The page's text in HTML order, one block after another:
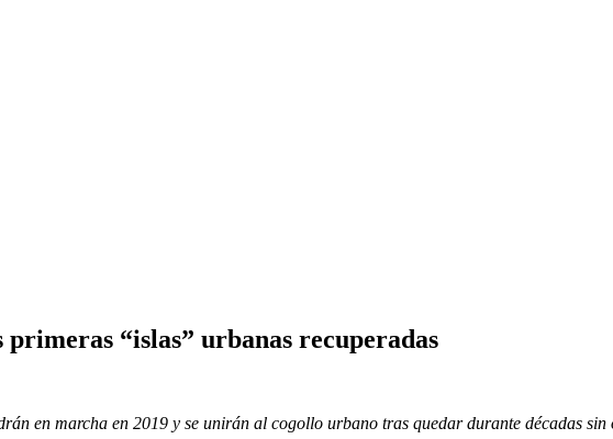
“islas” urbanas recuperadas
en marcha en 2019 y se unirán al cogollo urbano tras quedar durante décadas sin